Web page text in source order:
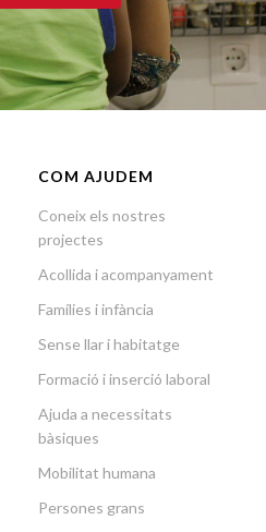
COM AJUDEM
Coneix els nostres
projectes
Acollida i acompanyament
Famílies i infància
Sense llar i habitatge
Formació i inserció laboral
Ajuda a necessitats
bàsiques
Mobilitat humana
Persones grans